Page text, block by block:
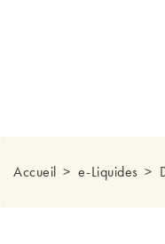
Accueil e-Liquides